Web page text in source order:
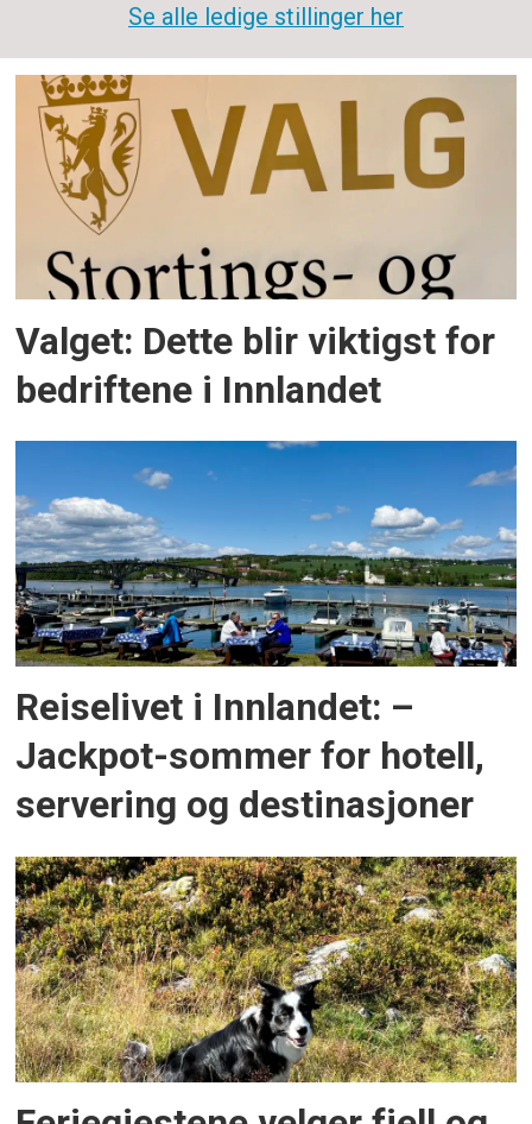
Se alle ledige stillinger her
Valget: Dette blir viktigst for
bedriftene i Innlandet
Reiselivet i Innlandet: –
Jackpot-sommer for hotell,
servering og destinasjoner